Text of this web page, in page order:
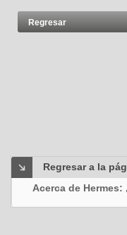
Regresar
Regresar a la
Acerca de Hermes: